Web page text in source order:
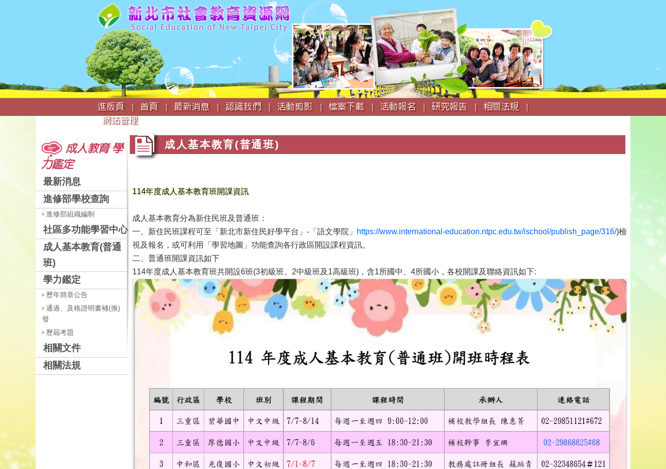
跳
到
主
要
內
容
:::
進版頁 |
首頁 | 最新消息 | 認識我們 | 活動剪影 | 檔案下載 | 活動報名 | 研究報告 |
相關法規 |
網站管理
成人教育 學
力鑑定
最新消息
進修部學校查詢
進修部組織編制
社區多功能學習中心
成人基本教育(普通
班)
學力鑑定
歷年簡章公告
通過、及格證明書補(換)
發
歷屆考題
相關文件
相關法規
:::
成人基本教育(普通班)
114年度成人基本教育班開課資訊
成人基本教育分為新住民班及普通班 ：
一、新住民班課程可至「新北市新住民好學平台」-「語文學院」 https://www.international-education.ntpc.edu.tw/ischool/publish_page/316/)檢
視及報名，或可利用「學習地圖」功能查詢各行政區開設課程資訊。
二、普通班開課資訊如下
114年度成人基本教育班共開設6班(3初級班、2中級班及1高級班)，含1所國中、4所國小，各校開課及聯絡資訊如下: